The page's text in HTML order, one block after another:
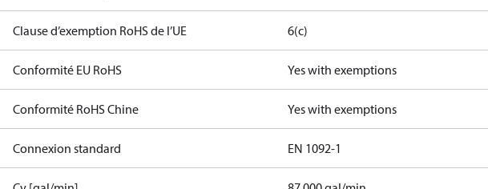
Clause d’exemption RoHS de l’UE 6(c)
Conformité EU RoHS Yes with exemptions
Conformité RoHS Chine Yes with exemptions
Connexion standard EN 1092-1